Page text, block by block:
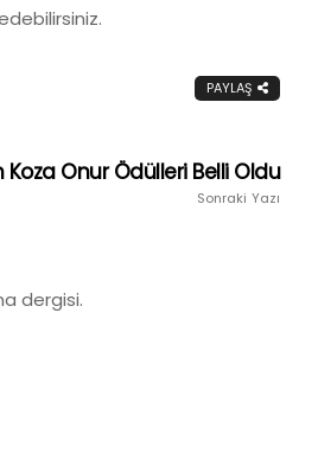
PAYLAŞ
Koza Onur Ödülleri Belli Oldu
Sonraki Yazı
dergisi.